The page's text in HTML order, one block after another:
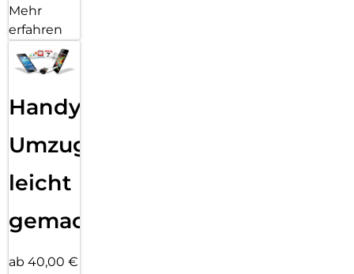
Mehr
erfahren
Handy
Umzug
leicht
gemacht!
ab 40,00 €